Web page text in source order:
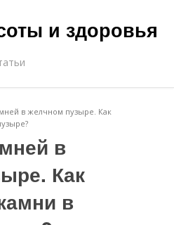
и здоровья
в желчном пузыре. Как
в
Как
в